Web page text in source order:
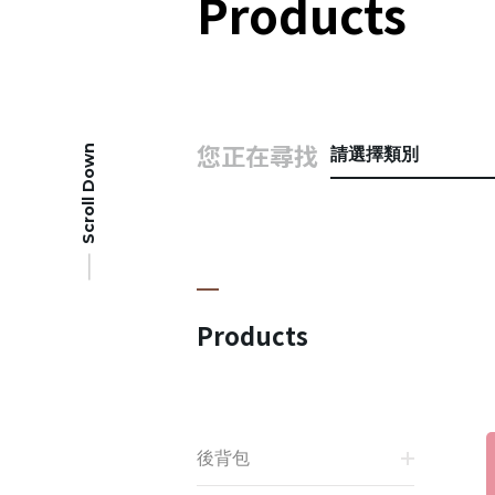
Scroll Down 您正在尋找 請選擇類別
Products
後背包